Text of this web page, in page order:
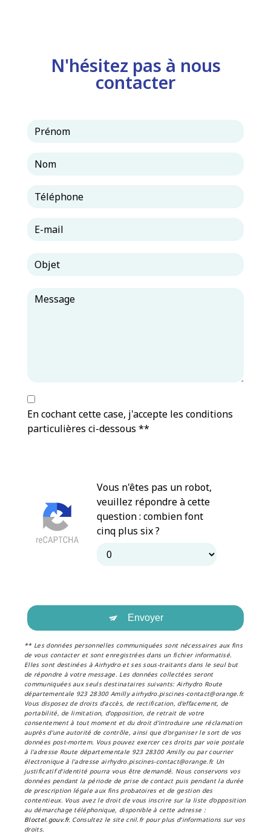
N'hésitez pas à nous
contacter
En cochant cette case, j'accepte les conditions
particulières ci-dessous **
Vous n'êtes pas un robot,
veuillez répondre à cette
question : combien font
cinq plus six ?
Envoyer
** Les données personnelles communiquées sont nécessaires aux fins
de vous contacter et sont enregistrées dans un fichier informatisé.
Elles sont destinées à Airhydro et ses sous-traitants dans le seul but
de répondre à votre message. Les données collectées seront
communiquées aux seuls destinataires suivants: Airhydro Route
départementale 923 28300 Amilly airhydro.piscines-contact@orange.fr.
Vous disposez de droits d’accès, de rectification, d’effacement, de
portabilité, de limitation, d’opposition, de retrait de votre
consentement à tout moment et du droit d’introduire une réclamation
auprès d’une autorité de contrôle, ainsi que d’organiser le sort de vos
données post-mortem. Vous pouvez exercer ces droits par voie postale
à l'adresse Route départementale 923 28300 Amilly ou par courrier
électronique à l'adresse airhydro.piscines-contact@orange.fr. Un
justificatif d'identité pourra vous être demandé. Nous conservons vos
données pendant la période de prise de contact puis pendant la durée
de prescription légale aux fins probatoires et de gestion des
contentieux. Vous avez le droit de vous inscrire sur la liste d'opposition
au démarchage téléphonique, disponible à cette adresse :
Bloctel.gouv.fr. Consultez le site cnil.fr pour plus d’informations sur vos
droits.